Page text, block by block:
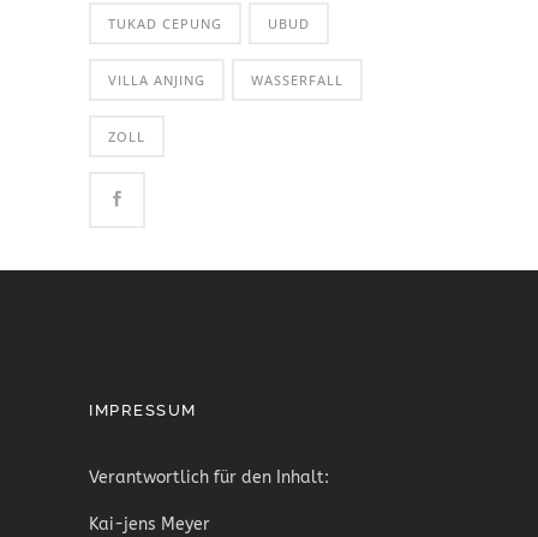
TUKAD CEPUNG UBUD
VILLA ANJING WASSERFALL
ZOLL
IMPRESSUM
Verantwortlich für den Inhalt:
Kai-jens Meyer